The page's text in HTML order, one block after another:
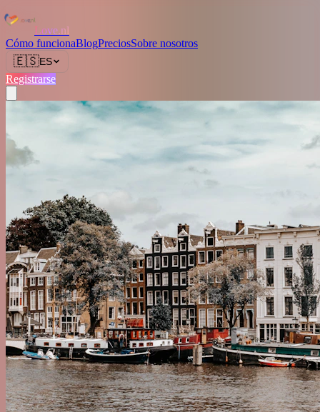
Love.nl
Cómo funcionaBlogPreciosSobre nosotros
🇪🇸ES
Registrarse